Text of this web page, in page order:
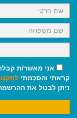
אני מאשר/ת קבלת
קראתי והסכמתי
ניתן לבטל את